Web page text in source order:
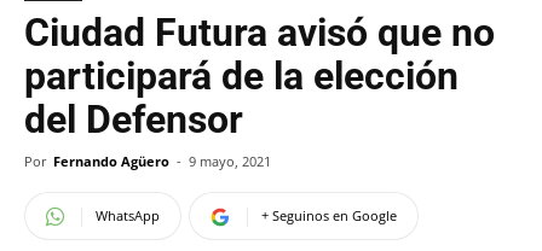
Ciudad Futura avisó que no
participará de la elección
del Defensor
Por Fernando Agüero - 9 mayo, 2021
WhatsApp + Seguinos en Google